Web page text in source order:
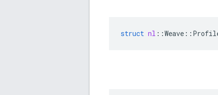
struct nl ::Weave ::